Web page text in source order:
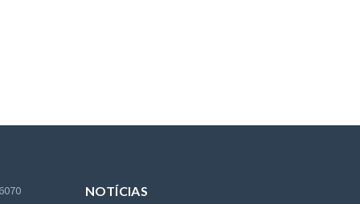
NOTÍCIAS